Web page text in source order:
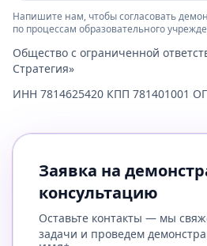
Напишите нам, чтобы согласовать
по процессам образовательного
Общество с ограниченной
Стратегия»
ИНН 7814625420 КПП 781401001
Заявка на
консультацию
Оставьте контакты — мы
задачи и проведем